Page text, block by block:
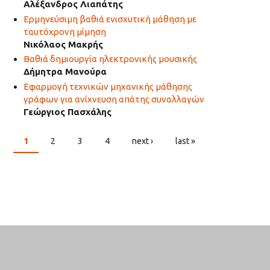
Αλέξανδρος Λιαπάτης
Ερμηνεύσιμη βαθιά ενισχυτική μάθηση με
ταυτόχρονη μίμηση
Νικόλαος Μακρής
Βαθιά δημιουργία ηλεκτρονικής μουσικής
Δήμητρα Μανούρα
Εφαρμογή τεχνικών μηχανικής μάθησης
γράφων για ανίχνευση απάτης συναλλαγών
Γεώργιος Πασχάλης
PAGES
1 2 3 4 next › last »